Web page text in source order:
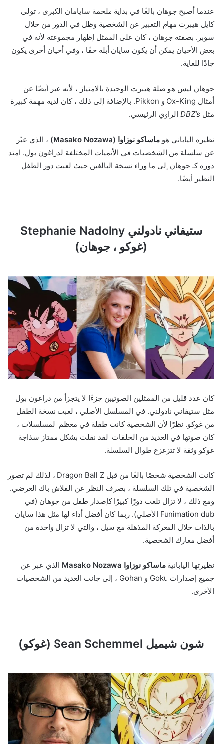
عندما أصبح جوهان بالغًا في بداية ملحمة سايامان الكبرى ، تولى
كايل هيبرت مهام التعبير عن الشخصية وظل في الدور من خلال
سوبر. بصفته جوهان ، كان على الممثل إظهار مجموعته لأنه في
بعض الأحيان يمكن أن يكون سايان أبله حقًا ، وفي أحيان أخرى يكون
جادًا للغاية.
جوهان ليس هو صلة هيبرت الوحيدة بالامتياز ، لأنه عبر أيضًا عن
أمثال Ox-King و Pikkon. بالإضافة إلى ذلك ، كان لديه مهمة كبيرة
مثل DBZ’s الراوي الرئيسي.
نظيره الياباني هو ماساكو نوزاوا (Masako Nozawa)
، الذي عبّر
عن سلسلة من الشخصيات في الأنميات المختلفة لدراغون بول. امتد
دوره كـ جوهان إلى ما وراء نسخة البالغين حيث لعبت دور الطفل
النظير أيضًا.
ستيفاني نادولني Stephanie Nadolny
(غوكو ، جوهان)
كان عدد قليل من الممثلين الصوتيين جزءًا لا يتجزأ من دراغون بول
مثل ستيفاني نادولني. في المسلسل الأصلي ، لعبت نسخة الطفل
من غوكو. نظرًا لأن الشخصية كانت طفلة في معظم المسلسلات ،
كان صوتها في العديد من الحلقات. لقد نقلت بشكل ممتاز سذاجة
غوكو وثقة لا تتزعزع طوال السلسلة.
كانت الشخصية شخصًا بالغًا من قبل Dragon Ball Z ، لذلك لم تصور
الشخصية في تلك السلسلة ، بصرف النظر عن الفلاش باك العرضي.
ومع ذلك ، لا تزال تلعب دورًا كبيرًا كإصدار طفل من جوهان (في
Funimation dub الأصلي). ربما كان أفضل أداء لها مثل هذا سايان
بالذات خلال المعركة المذهلة مع سيل ، والتي لا تزال واحدة من
أفضل معارك الشخصية.
نظيرتها اليابانية ماساكو نوزاوا Masako Nozawa
الذي عبر عن
جميع إصدارات Goku و Gohan ، إلى جانب العديد من الشخصيات
الأخرى.
شون شيميل Sean Schemmel (غوكو)